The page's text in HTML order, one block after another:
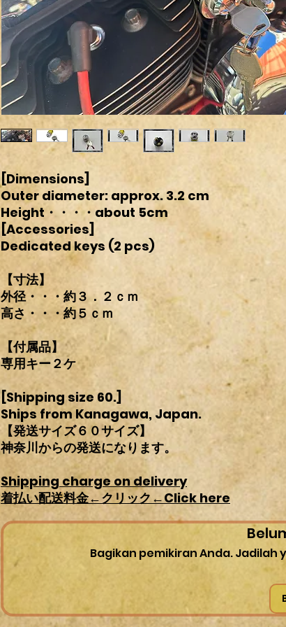
[Dimensions]
Outer diameter: approx. 3.2 cm
Height・・・・about 5cm
[Accessories]
Dedicated keys (2 pcs)
【寸法】
外径・・・約３．２ｃｍ
高さ・・・約５ｃｍ
【付属品】
専用キー２ケ
[Shipping size 60.]
Ships from Kanagawa, Japan.
【発送サイズ６０サイズ】
神奈川からの発送になります。
Shipping charge on delivery
着払い配送料金←クリック←Click here
Bagikan pemikiran Anda.